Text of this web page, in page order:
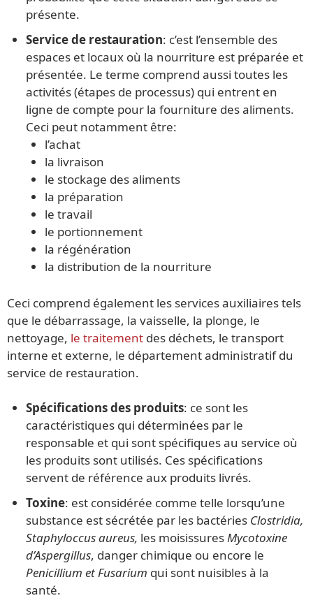
présente.
Service de restauration: c’est l’ensemble des
espaces et locaux où la nourriture est préparée et
présentée. Le terme comprend aussi toutes les
activités (étapes de processus) qui entrent en
ligne de compte pour la fourniture des aliments.
Ceci peut notamment être:
l’achat
la livraison
le stockage des aliments
la préparation
le travail
le portionnement
la régénération
la distribution de la nourriture
Ceci comprend également les services auxiliaires tels
que le débarrassage, la vaisselle, la plonge, le
nettoyage, le traitement des déchets, le transport
interne et externe, le département administratif du
service de restauration.
Spécifications des produits: ce sont les
caractéristiques qui déterminées par le
responsable et qui sont spécifiques au service où
les produits sont utilisés. Ces spécifications
servent de référence aux produits livrés.
Toxine: est considérée comme telle lorsqu’une
substance est sécrétée par les bactéries Clostridia,
Staphyloccus aureus, les moisissures Mycotoxine
d’Aspergillus, danger chimique ou encore le
Penicillium et Fusarium qui sont nuisibles à la
santé.